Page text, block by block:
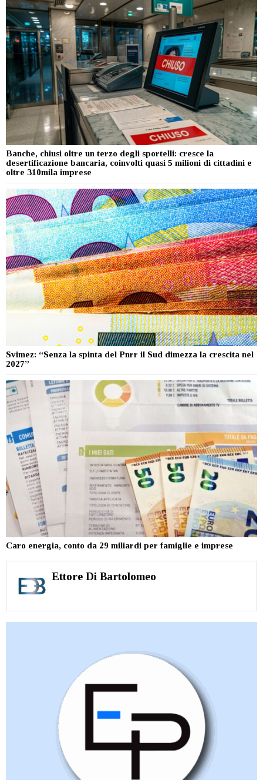
Banche, chiusi oltre un terzo degli sportelli: cresce la
desertificazione bancaria, coinvolti quasi 5 milioni di cittadini e
oltre 310mila imprese
Svimez: “Senza la spinta del Pnrr il Sud dimezza la crescita nel
2027”
Caro energia, conto da 29 miliardi per famiglie e imprese
Ettore Di Bartolomeo